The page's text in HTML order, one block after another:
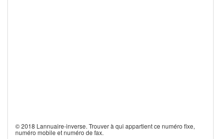
© 2018 Lannuaire-inverse. Trouver à qui appartient ce numéro fixe,
numéro mobile et numéro de fax.